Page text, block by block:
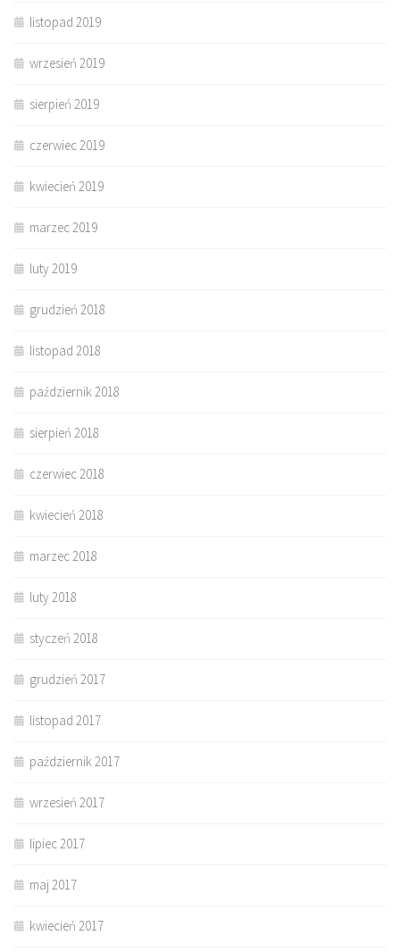
listopad 2019
wrzesień 2019
sierpień 2019
czerwiec 2019
kwiecień 2019
marzec 2019
luty 2019
grudzień 2018
listopad 2018
październik 2018
sierpień 2018
czerwiec 2018
kwiecień 2018
marzec 2018
luty 2018
styczeń 2018
grudzień 2017
listopad 2017
październik 2017
wrzesień 2017
lipiec 2017
maj 2017
kwiecień 2017